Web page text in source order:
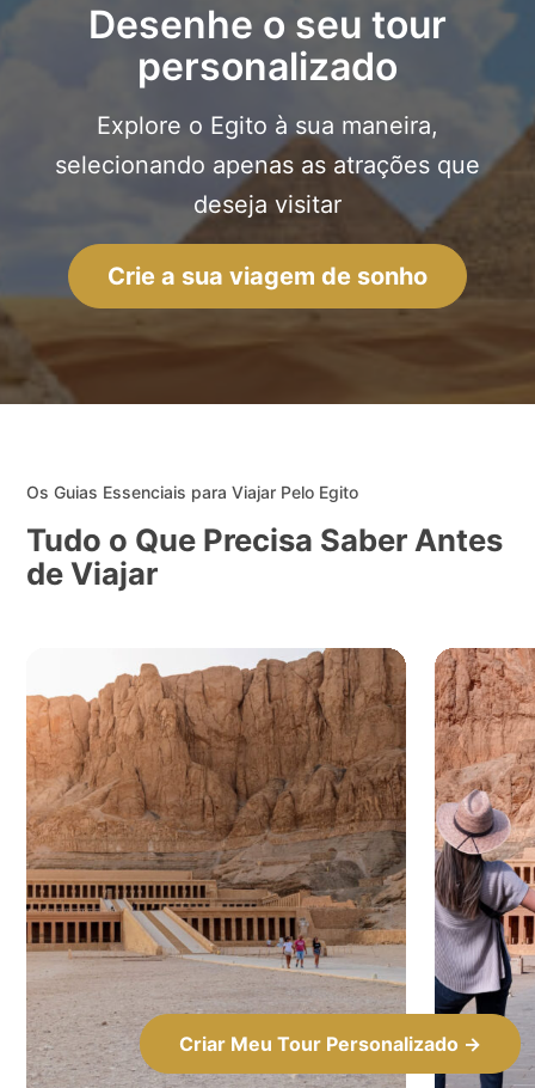
Desenhe o seu tour
personalizado
Explore o Egito à sua maneira,
selecionando apenas as atrações que
deseja visitar
Crie a sua viagem de sonho
Os Guias Essenciais para Viajar Pelo Egito
Tudo o Que Precisa Saber Antes
de Viajar
Criar Meu Tour Personalizado →